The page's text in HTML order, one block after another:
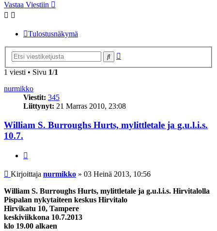
Vastaa Viestiin
Tulostusnäkymä
Etsi
1 viesti • Sivu 1/1
nurmikko
Viestit: 345
Liittynyt: 21 Marras 2010, 23:08
William S. Burroughs Hurts, mylittletale ja g.u.l.i.s.
10.7.
Viesti
Kirjoittaja nurmikko » 03 Heinä 2013, 10:56
William S. Burroughs Hurts, mylittletale ja g.u.l.i.s. Hirvitalolla
Pispalan nykytaiteen keskus Hirvitalo
Hirvikatu 10, Tampere
keskiviikkona 10.7.2013
klo 19.00 alkaen